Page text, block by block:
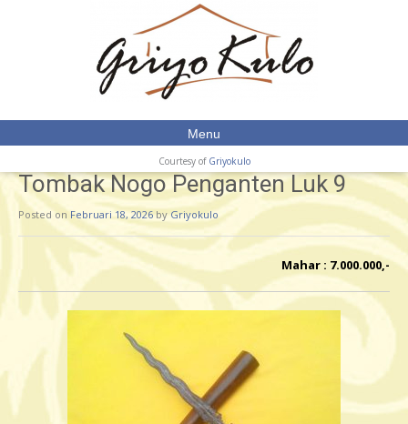
Menu
Courtesy of Griyokulo
Tombak Nogo Penganten Luk 9
Posted on Februari 18, 2026byGriyokulo
Mahar : 7.000.000,-